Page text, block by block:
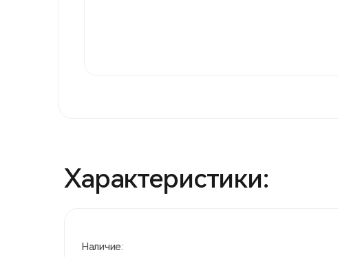
Характеристики:
Наличие: